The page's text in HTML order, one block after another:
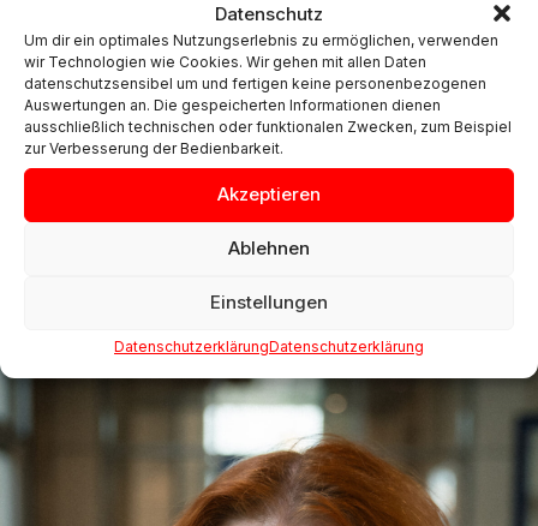
Datenschutz
Um dir ein optimales Nutzungserlebnis zu ermöglichen, verwenden
wir Technologien wie Cookies. Wir gehen mit allen Daten
datenschutzsensibel um und fertigen keine personenbezogenen
Auswertungen an. Die gespeicherten Informationen dienen
ausschließlich technischen oder funktionalen Zwecken, zum Beispiel
zur Verbesserung der Bedienbarkeit.
Akzeptieren
Ablehnen
Einstellungen
DatenschutzerklärungDatenschutzerklärung
🇷🇺 У тебя есть
проблема или тебе
нужна поддержка? Мы
найдём для тебя время!